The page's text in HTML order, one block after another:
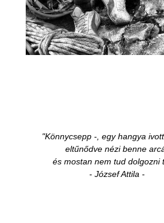
"Könnycsepp -, egy hangya
eltűnődve nézi benne
és mostan nem tud dolgozni
- József Attila -